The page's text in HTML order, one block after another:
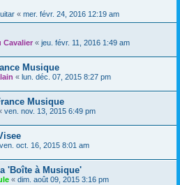
« mer. févr. 24, 2016 12:19 am
Cavalier « jeu. févr. 11, 2016 1:49 am
Musique
« lun. déc. 07, 2015 8:27 pm
Musique
ven. nov. 13, 2015 6:49 pm
ven. oct. 16, 2015 8:01 am
'Boîte à Musique'
« dim. août 09, 2015 3:16 pm